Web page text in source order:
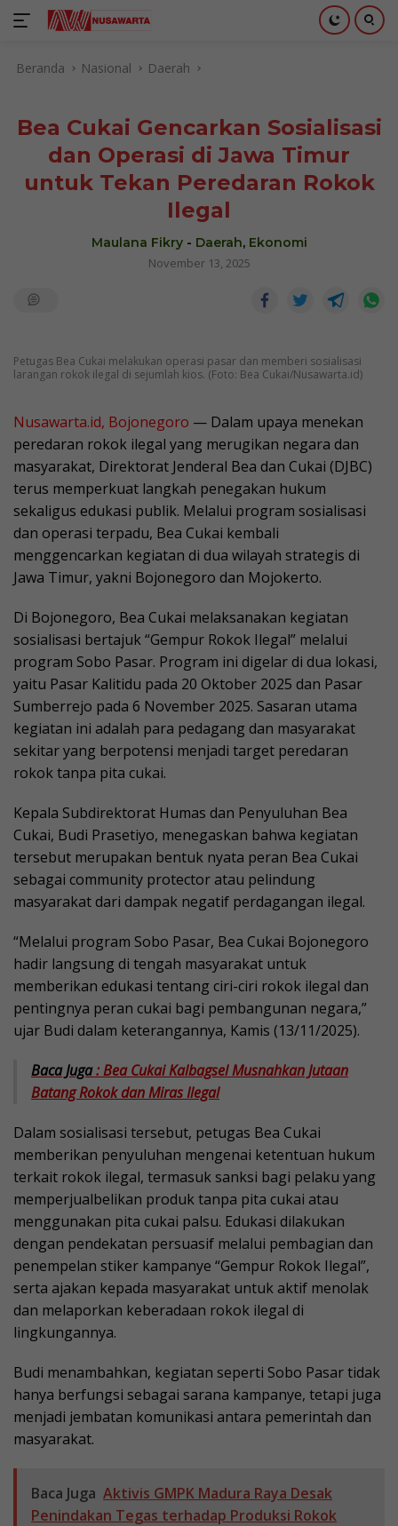
Beranda Nasional Daerah
Bea Cukai Gencarkan Sosialisasi
dan Operasi di Jawa Timur
untuk Tekan Peredaran Rokok
Ilegal
Maulana Fikry- Daerah, Ekonomi
November 13, 2025
Petugas Bea Cukai melakukan operasi pasar dan memberi sosialisasi
larangan rokok ilegal di sejumlah kios. (Foto: Bea Cukai/Nusawarta.id)
Nusawarta.id, Bojonegoro — Dalam upaya menekan
peredaran rokok ilegal yang merugikan negara dan
masyarakat, Direktorat Jenderal Bea dan Cukai (DJBC)
terus memperkuat langkah penegakan hukum
sekaligus edukasi publik. Melalui program sosialisasi
dan operasi terpadu, Bea Cukai kembali
menggencarkan kegiatan di dua wilayah strategis di
Jawa Timur, yakni Bojonegoro dan Mojokerto.
Di Bojonegoro, Bea Cukai melaksanakan kegiatan
sosialisasi bertajuk “Gempur Rokok Ilegal” melalui
program Sobo Pasar. Program ini digelar di dua lokasi,
yaitu Pasar Kalitidu pada 20 Oktober 2025 dan Pasar
Sumberrejo pada 6 November 2025. Sasaran utama
kegiatan ini adalah para pedagang dan masyarakat
sekitar yang berpotensi menjadi target peredaran
rokok tanpa pita cukai.
Kepala Subdirektorat Humas dan Penyuluhan Bea
Cukai, Budi Prasetiyo, menegaskan bahwa kegiatan
tersebut merupakan bentuk nyata peran Bea Cukai
sebagai community protector atau pelindung
masyarakat dari dampak negatif perdagangan ilegal.
“Melalui program Sobo Pasar, Bea Cukai Bojonegoro
hadir langsung di tengah masyarakat untuk
memberikan edukasi tentang ciri-ciri rokok ilegal dan
pentingnya peran cukai bagi pembangunan negara,”
ujar Budi dalam keterangannya, Kamis (13/11/2025).
Baca Juga: Bea Cukai Kalbagsel Musnahkan Jutaan
Batang Rokok dan Miras Ilegal
Dalam sosialisasi tersebut, petugas Bea Cukai
memberikan penyuluhan mengenai ketentuan hukum
terkait rokok ilegal, termasuk sanksi bagi pelaku yang
memperjualbelikan produk tanpa pita cukai atau
menggunakan pita cukai palsu. Edukasi dilakukan
dengan pendekatan persuasif melalui pembagian dan
penempelan stiker kampanye “Gempur Rokok Ilegal”,
serta ajakan kepada masyarakat untuk aktif menolak
dan melaporkan keberadaan rokok ilegal di
lingkungannya.
Budi menambahkan, kegiatan seperti Sobo Pasar tidak
hanya berfungsi sebagai sarana kampanye, tetapi juga
menjadi jembatan komunikasi antara pemerintah dan
masyarakat.
Baca Juga Aktivis GMPK Madura Raya Desak
Penindakan Tegas terhadap Produksi Rokok